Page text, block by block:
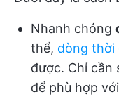
Nhanh chóng
thể, dòng thời
được. Chỉ cần
để phù hợp